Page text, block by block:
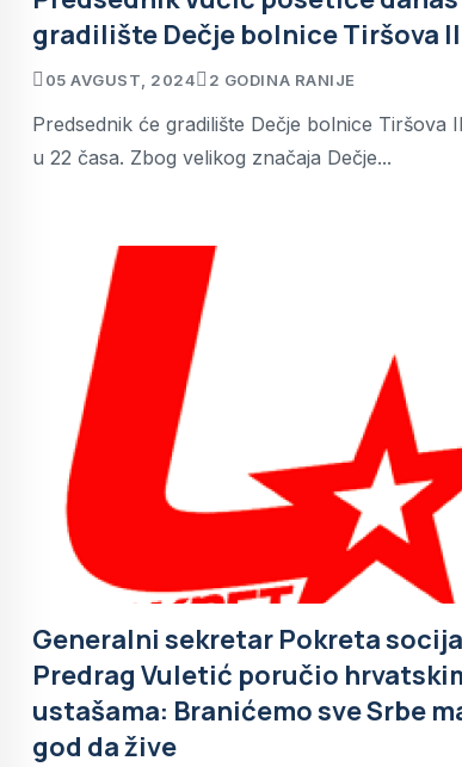
gradilište Dečje bolnice Tiršova II
05 AVGUST, 2024 2 GODINA RANIJE
Predsednik će gradilište Dečje bolnice Tiršova
u 22 časa. Zbog velikog značaja Dečje...
Generalni sekretar Pokreta
Predrag Vuletić poručio
ustašama: Branićemo sve Srbe
god da žive